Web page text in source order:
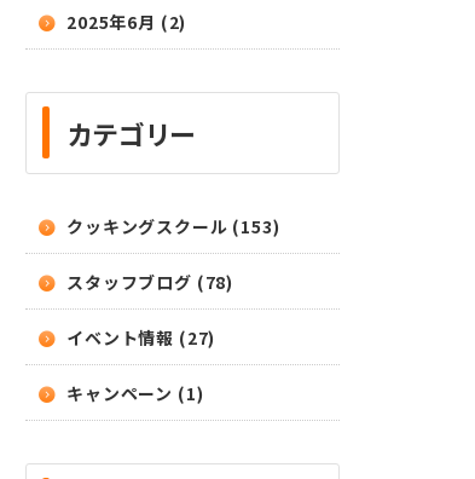
2025年6月 (2)
カテゴリー
クッキングスクール (153)
スタッフブログ (78)
イベント情報 (27)
キャンペーン (1)